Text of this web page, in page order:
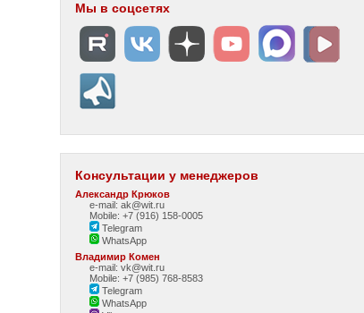
Мы в соцсетях
Консультации у менеджеров
Александр Крюков
e-mail: ak@wit.ru
Mobile: +7 (916) 158-0005
Telegram
WhatsApp
Владимир Комен
e-mail: vk@wit.ru
Mobile: +7 (985) 768-8583
Telegram
WhatsApp